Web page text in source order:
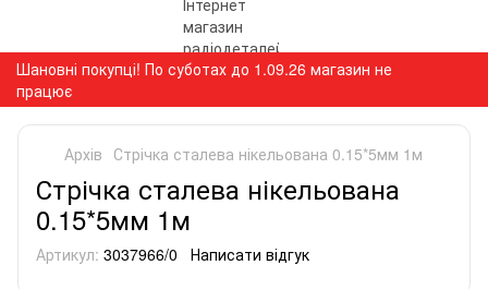
Шановні покупці! По суботах до 1.09.26 магазин не
працює
Архів Стрічка сталева нікельована 0.15*5мм 1м
Стрічка сталева нікельована
0.15*5мм 1м
Артикул: 3037966/0 Написати відгук